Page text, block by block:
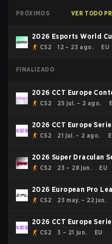
PRÓXIMOS VER TODO
2026 Esports World
CS2 12 – 23 ago. EU
FINALIZADO
2026 CCT Europe
CS2 25 jul. – 2 ago.
2026 CCT Europe
CS2 21 jul. – 2 ago.
2026 Super Draculan
CS2 23 – 28 jun. EU
2026 European Pro
CS2 23 may. – 22 jun.
2026 CCT Europe
CS2 3 – 21 jun. EU